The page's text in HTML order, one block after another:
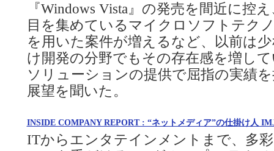
『Windows Vista』の発売を間近に控
目を集めているマイクロソフトテク
を用いた案件が増えるなど、以前は
け開発の分野でもその存在感を増し
ソリューションの提供で屈指の実績
展望を聞いた。
INSIDE COMPANY REPORT : “ネットメディア”の仕掛け人
ITからエンタテインメントまで、多